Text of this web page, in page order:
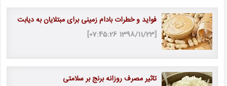
فواید و خطرات بادام زمینی برای مبتلایان به دیابت
[1398/11/23 07:45:26]
تاثیر مصرف روزانه برنج بر سلامتی